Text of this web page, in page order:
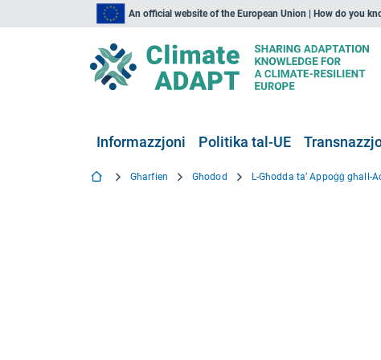
An official website of the European Union | How do you
Informazzjoni Politika tal-UE
Għarfien Għodod